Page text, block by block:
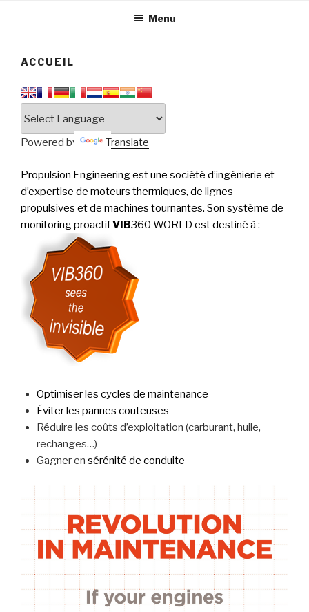
PERFORMANCE
Menu
ACCUEIL
Powered by Translate
Propulsion Engineering est une société d’ingénierie et
d’expertise de moteurs thermiques, de lignes
propulsives et de machines tournantes. Son système de
monitoring proactifVIB360 WORLD est destiné à :
Optimiser les cycles de maintenance
Éviter les pannes couteuses
Réduire les coûts d’exploitation (carburant, huile,
rechanges…)
Gagner en sérénité de conduite